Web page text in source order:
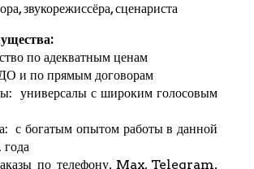
звукорежиссёра, сценариста
по адекватным ценам
и по прямым договорам
универсалы с широким голосовым
с богатым опытом работы в данной
по телефону, Max, Telegram,